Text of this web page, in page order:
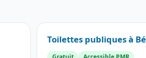
Toilettes publiques à